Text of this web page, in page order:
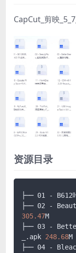
CapCut_剪映
资源目录
├── 01 - B612
305.47M
├── 03 -
_.apk 248.68M
├── 04 -